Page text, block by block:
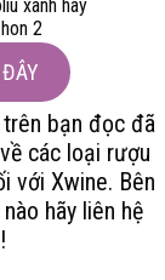
bạn đọc đã
các loại rượu
với Xwine. Bên
hãy liên hệ